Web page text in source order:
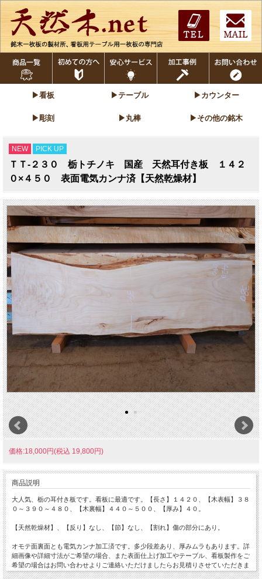
▶看板 ▶テーブル ▶カウンター
▶彫刻 ▶丸棒 ▶その他の銘木
NEW PICK UP
ＴＴ-２３０ 栃トチノキ 国産 天然耳付き板 １４２
０×４５０ 表面電気カンナ済【天然乾燥材】
価格:18,000円(税込 19,800円)
商品説明
大人気、栃の耳付き板です。看板に最適です。【長さ】１４２０、【木表幅】３８
０～３９０～４８０、【木裏幅】４４０～５００、【厚み】４０。
【天然乾燥材】、【反り】なし、【節】なし、【割れ】傷の部分にあり。
オモテ面裏面とも電気カンナ加工済です。多少段差あり、厚みムラもあります。詳
細画像や詳細寸法がご希望の場合、また表面仕上げ加工やテーブル、看板製作をご
希望の場合はお問い合わせよりご連絡いただけましたらお見積りさせていただきま
す。